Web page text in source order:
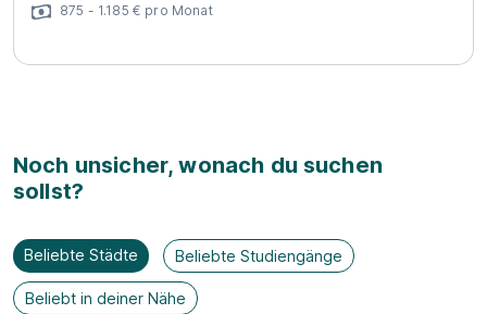
875 - 1.185 € pro Monat
Noch unsicher, wonach du suchen
sollst?
Beliebte Städte Beliebte Studiengänge
Beliebt in deiner Nähe